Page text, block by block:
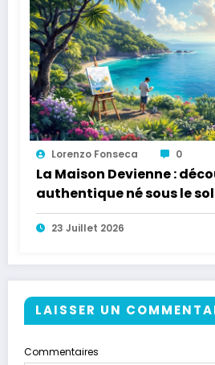
Lorenzo Fonseca 0
La Maison Devienne :
authentique né sous le
23 Juillet 2026
LAISSER UN
Commentaires